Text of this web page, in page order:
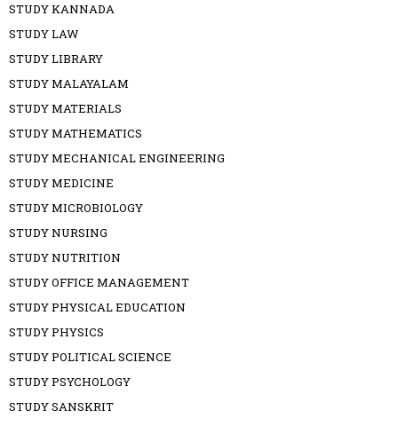
STUDY KANNADA
STUDY LAW
STUDY LIBRARY
STUDY MALAYALAM
STUDY MATERIALS
STUDY MATHEMATICS
STUDY MECHANICAL ENGINEERING
STUDY MEDICINE
STUDY MICROBIOLOGY
STUDY NURSING
STUDY NUTRITION
STUDY OFFICE MANAGEMENT
STUDY PHYSICAL EDUCATION
STUDY PHYSICS
STUDY POLITICAL SCIENCE
STUDY PSYCHOLOGY
STUDY SANSKRIT